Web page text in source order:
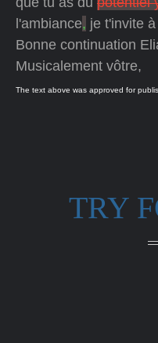
l'ambiance, je t'invite
Bonne continuation
Musicalement vôtre,
The text above was approved for
TRY